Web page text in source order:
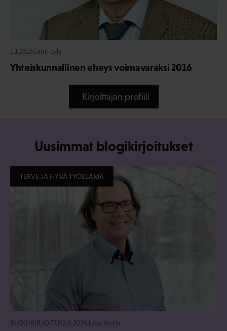
1.1.2016Lauri Lyly
Yhteiskunnallinen eheys voimavaraksi 2016
Kirjoittajan profiili
Uusimmat blogikirjoitukset
TERVE JA HYVÄ TYÖELÄMÄ
BLOGIKIRJOITUS2.6.2026 Juha Antila